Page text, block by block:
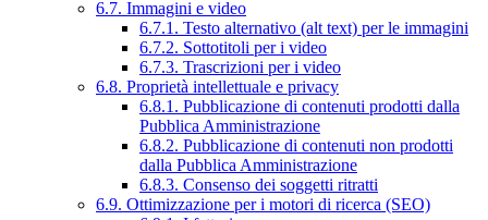
6.7. Immagini e video
6.7.1. Testo alternativo (alt text) per le immagini
6.7.2. Sottotitoli per i video
6.7.3. Trascrizioni per i video
6.8. Proprietà intellettuale e privacy
6.8.1. Pubblicazione di contenuti prodotti dalla
Pubblica Amministrazione
6.8.2. Pubblicazione di contenuti non prodotti
dalla Pubblica Amministrazione
6.8.3. Consenso dei soggetti ritratti
6.9. Ottimizzazione per i motori di ricerca (SEO)